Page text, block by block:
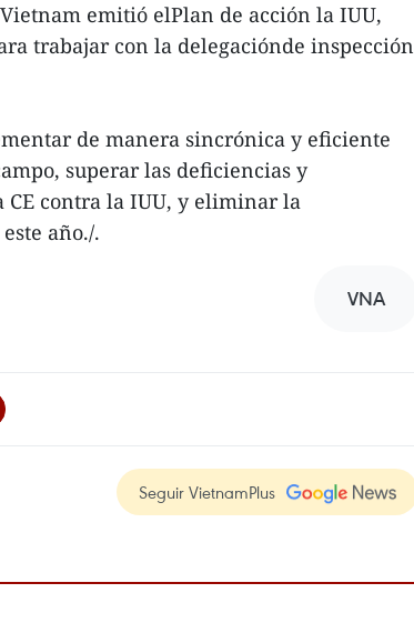
emitió elPlan de acción la IUU,
trabajar con la delegaciónde inspección
de manera sincrónica y eficiente
superar las deficiencias y
contra la IUU, y eliminar la
año./.
VNA
Seguir VietnamPlus